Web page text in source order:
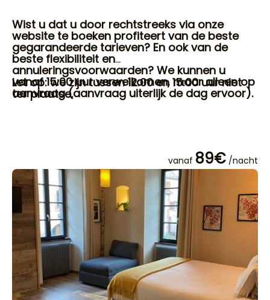
Wist u dat u door rechtstreeks via onze
website te boeken profiteert van de beste
gegarandeerde tarieven? En ook van de
beste flexibiliteit en
annuleringsvoorwaarden? We kunnen u
vanaf 15:00 uur verwelkomen, maar alleen op
aanvraag (aanvraag uiterlijk de dag ervoor).
Let op: we zijn tussen 12:00 en 15:00 uur niet
ter plaatse.
vanaf 89€ /nacht